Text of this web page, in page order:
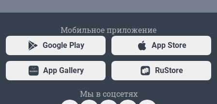
Мобильное приложение
Google Play App Store
App Gallery RuStore
Мы в соцсетях